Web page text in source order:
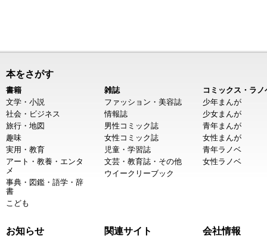
本をさがす
書籍
文学・小説
社会・ビジネス
旅行・地図
趣味
実用・教育
アート・教養・エンタ
メ
事典・図鑑・語学・辞
書
こども
雑誌
ファッション・美容誌
情報誌
男性コミック誌
女性コミック誌
児童・学習誌
文芸・教育誌・その他
ウイークリーブック
コミックス・ラノ
少年まんが
少女まんが
青年まんが
女性まんが
青年ラノベ
女性ラノベ
お知らせ 関連サイト 会社情報